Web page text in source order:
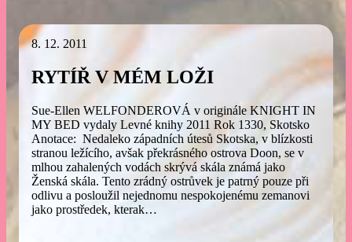
8. 12. 2011
RYTÍŘ V MÉM LOŽI
Sue-Ellen WELFONDEROVÁ v originále KNIGHT IN
MY BED vydaly Levné knihy 2011 Rok 1330, Skotsko
Anotace: Nedaleko západních útesů Skotska, v blízkosti
stranou ležícího, avšak překrásného ostrova Doon, se v
mlhou zahalených vodách skrývá skála známá jako
Ženská skála. Tento zrádný ostrůvek je patrný pouze při
odlivu a posloužil nejednomu nespokojenému zemanovi
jako prostředek, kterak…